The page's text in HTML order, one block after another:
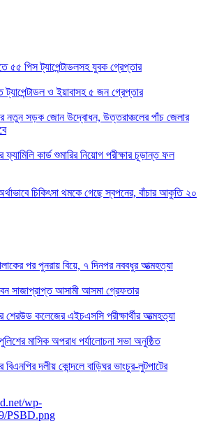
৫৫ পিস ট্যাপেন্টাডলসহ যুবক গ্রেপ্তার
ট্যাপেন্টাডল ও ইয়াবাসহ ৫ জন গ্রেপ্তার
নতুন সড়ক জোন উদ্বোধন, উত্তরাঞ্চলের পাঁচ জেলার
ফ্যামিলি কার্ড শুমারির নিয়োগ পরীক্ষার চূড়ান্ত ফল
চিকিৎসা থমকে গেছে স্বপনের, বাঁচার আকুতি ২০
পর পুনরায় বিয়ে, ৭ দিনপর নববধুর আত্মহত্যা
সাজাপ্রাপ্ত আসামী আসমা গ্রেফতার
শেরউড কলেজের এইচএসসি পরীক্ষার্থীর আত্মহত্যা
মাসিক অপরাধ পর্যালোচনা সভা অনুষ্ঠিত
বিএনপির দলীয় কোন্দলে বাড়িঘর ভাংচুর-লুটপাটের